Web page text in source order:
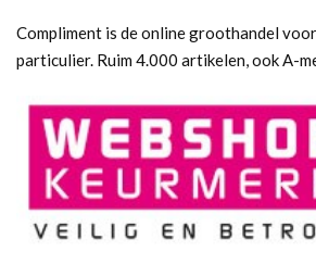
Compliment is de online groothandel
particulier. Ruim 4.000 artikelen, ook A-